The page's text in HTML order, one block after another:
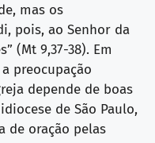
mas os
pois, ao Senhor da
(Mt 9,37-38). Em
preocupação
depende de boas
de São Paulo,
de oração pelas